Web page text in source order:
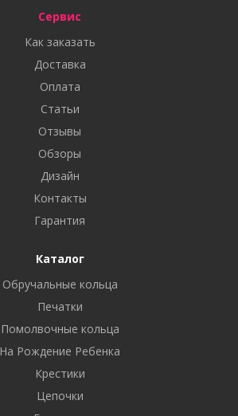
Сервис
Как заказать
Доставка
Оплата
Статьи
Отзывы
Обзоры
Дизайн
Контакты
Гарантия
Каталог
Обручальные кольца
Печатки
Помолвочные кольца
На Рождение Ребенка
Крестики
Цепочки